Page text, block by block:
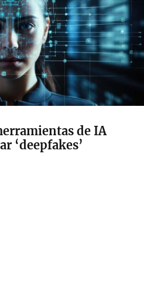
de IA
‘deepfakes’